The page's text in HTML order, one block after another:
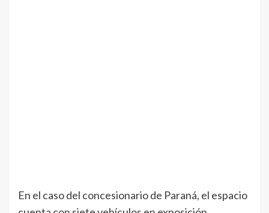
En el caso del concesionario de Paraná, el espacio